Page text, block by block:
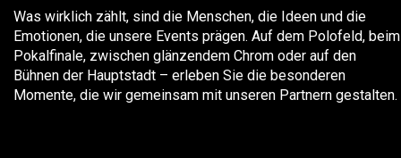
Was wirklich zählt, sind die Menschen, die Ideen und die
Emotionen, die unsere Events prägen. Auf dem Polofeld, beim
Pokalfinale, zwischen glänzendem Chrom oder auf den
Bühnen der Hauptstadt – erleben Sie die besonderen
Momente, die wir gemeinsam mit unseren Partnern gestalten.